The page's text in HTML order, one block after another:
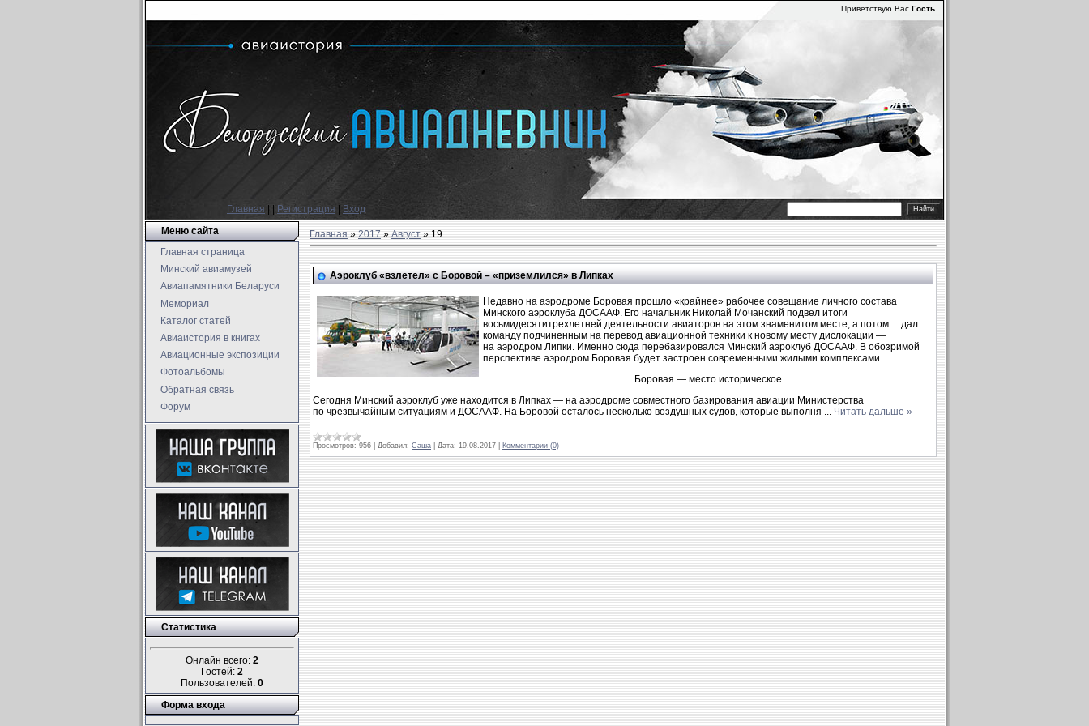
Приветствую Вас Гость
Главная Регистрация
Вход
Меню сайта
Главная страница
Минский авиамузей
Авиапамятники Беларуси
Мемориал
Каталог статей
Авиаистория в книгах
Авиационные экспозиции
Фотоальбомы
Обратная связь
Форум
Статистика
Онлайн всего: 2
Гостей: 2
Пользователей: 0
Форма входа
Главная»2017 » Август » 19
Аэроклуб «взлетел» с Боровой – «приземлился» в Липках
Недавно на аэродроме Боровая прошло «крайнее» рабочее совещание личного состава
Минского аэроклуба ДОСААФ. Его начальник Николай Мочанский подвел итоги
восьмидесятитрехлетней деятельности авиаторов на этом знаменитом месте, а потом… дал
команду подчиненным на перевод авиационной техники к новому месту дислокации —
на аэродром Липки. Именно сюда перебазировался Минский аэроклуб ДОСААФ. В обозримой
перспективе аэродром Боровая будет застроен современными жилыми комплексами.
Боровая — место историческое
Сегодня Минский аэроклуб уже находится в Липках — на аэродроме совместного базирования авиации Министерства
по чрезвычайным ситуациям и ДОСААФ. На Боровой осталось несколько воздушных судов, которые выполня ... Читать дальше »
Просмотров: 956 Добавил: Саша Дата: 19.08.2017 Комментарии (0)